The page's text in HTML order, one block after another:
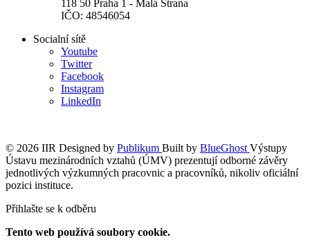
118 50 Praha 1 - Malá Strana
IČO: 48546054
Socialní sítě
Youtube
Twitter
Facebook
Instagram
LinkedIn
© 2026 IIR Designed by Publikum Built by BlueGhost Výstupy
Ústavu mezinárodních vztahů (ÚMV) prezentují odborné závěry
jednotlivých výzkumných pracovnic a pracovníků, nikoliv oficiální
pozici instituce.
Přihlašte se k odběru
Tento web používá soubory cookie.